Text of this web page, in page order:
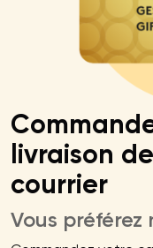
livraison
courrier
Vous préférez